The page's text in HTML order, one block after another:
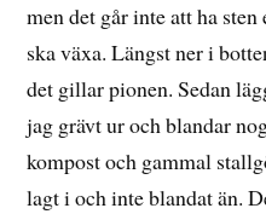
men det går inte att ha
ska växa. Längst ner i
det gillar pionen. Sedan
jag grävt ur och blandar
kompost och gammal
lagt i och inte blandat än.